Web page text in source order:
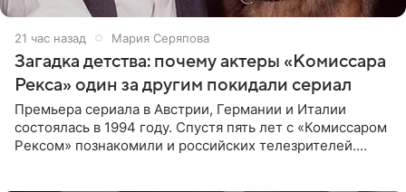
21 час назад Мария Серяпова
Загадка детства: почему актеры «Комиссара
Рекса» один за другим покидали сериал
Премьера сериала в Австрии, Германии и Италии
состоялась в 1994 году. Спустя пять лет с «Комиссаром
Рексом» познакомили и российских телезрителей.